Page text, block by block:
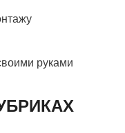
руками